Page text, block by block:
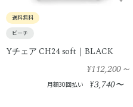
送料無料
ビーチ
Yチェア CH24 soft｜BLACK
¥112,200～
月額30回払い ¥3,740〜